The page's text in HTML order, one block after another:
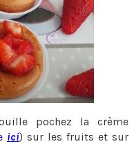
pochez la crème
ici) sur les fruits et sur